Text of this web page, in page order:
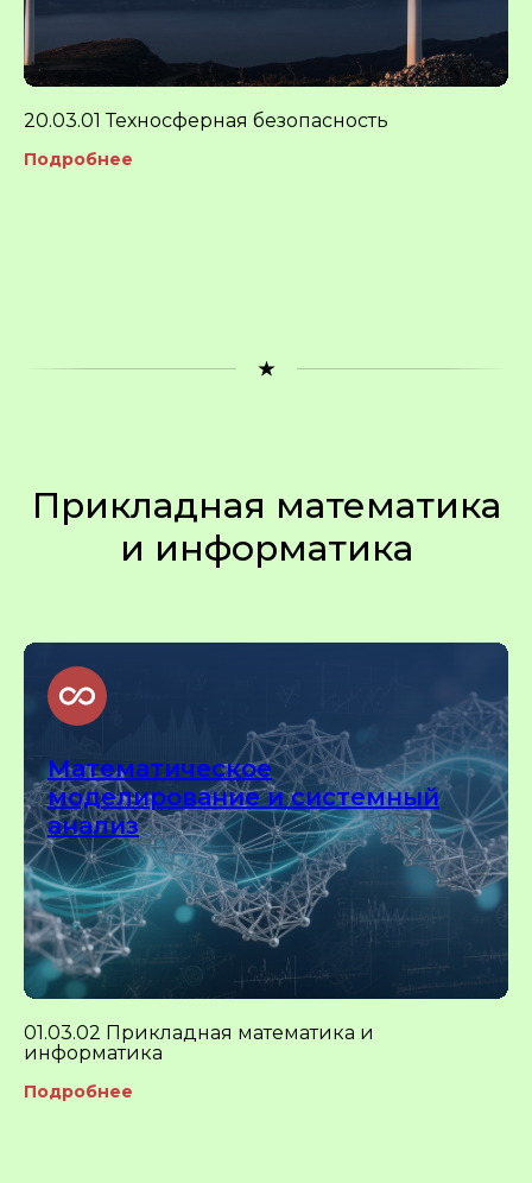
20.03.01 Техносферная безопасность
Подробнее
Прикладная математика
и информатика
Математическое
моделирование и системный
анализ
01.03.02 Прикладная математика и
информатика
Подробнее